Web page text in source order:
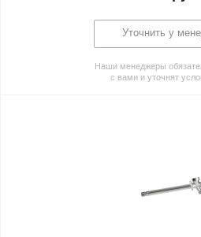
Уточнить у
Наши менеджеры
с вами и уточнят